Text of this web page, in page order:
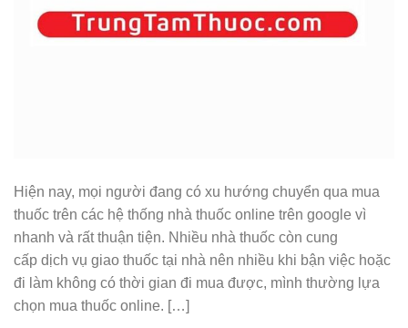
Hiện nay, mọi người đang có xu hướng chuyển qua mua
thuốc trên các hệ thống nhà thuốc online trên google vì
nhanh và rất thuận tiện. Nhiều nhà thuốc còn cung
cấp dịch vụ giao thuốc tại nhà nên nhiều khi bận việc hoặc
đi làm không có thời gian đi mua được, mình thường lựa
chọn mua thuốc online. […]